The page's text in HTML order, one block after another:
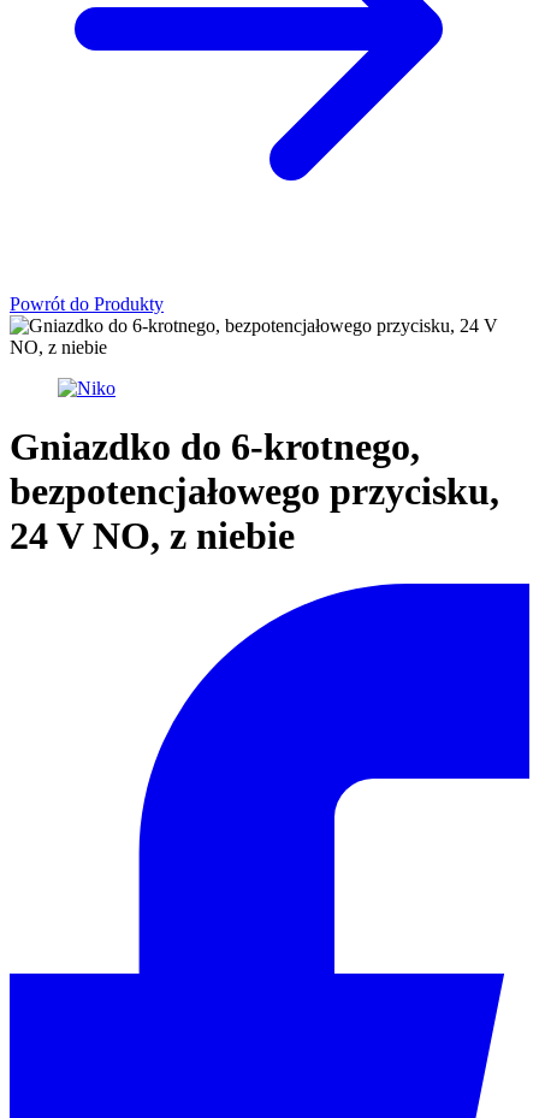
Powrót do Produkty
Gniazdko do 6-krotnego,
bezpotencjałowego przycisku,
24 V NO, z niebie